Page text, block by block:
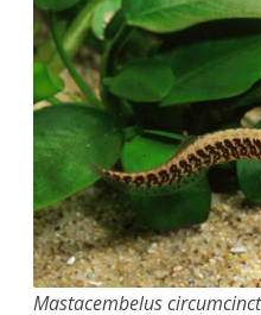
Mastacembelus